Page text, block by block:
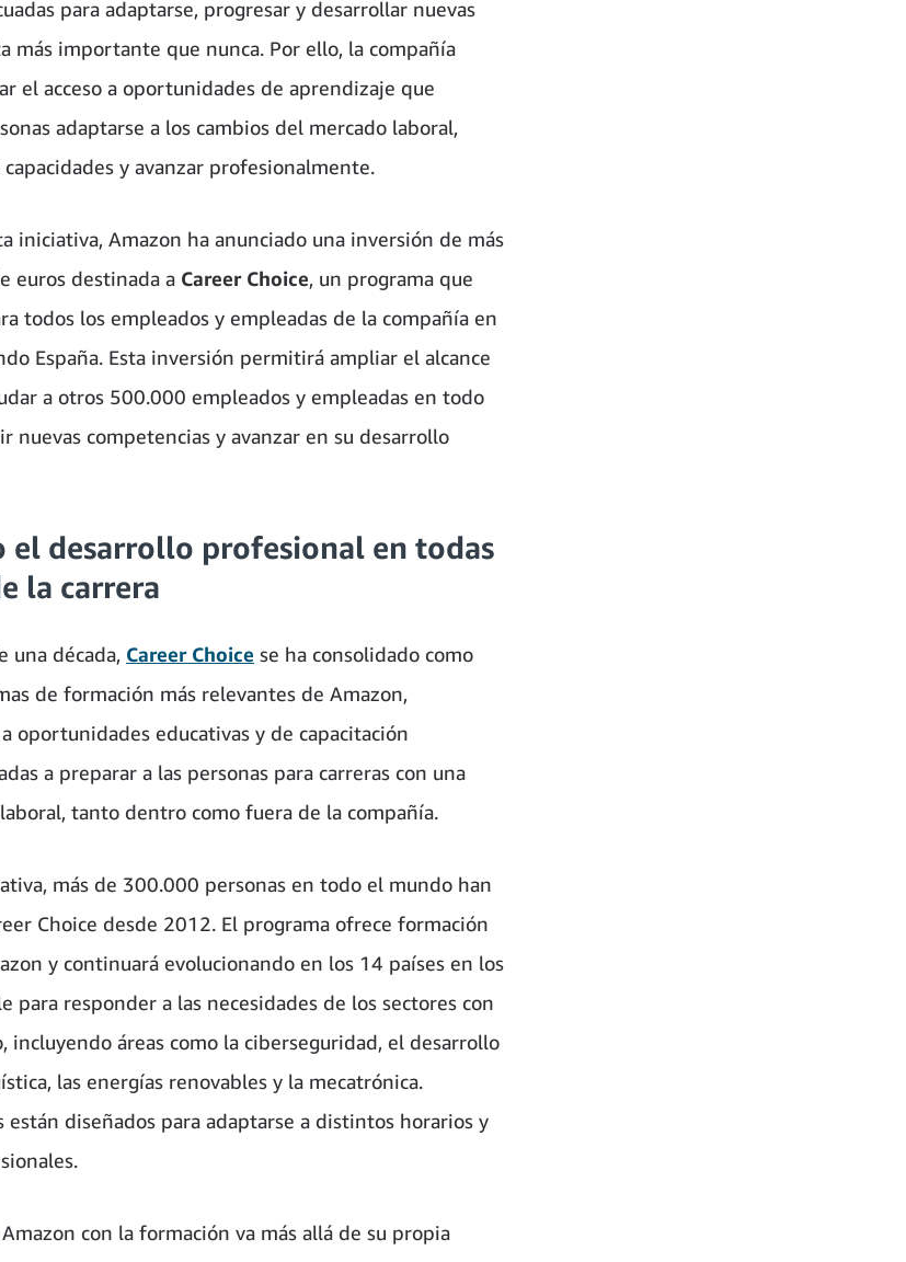
para adaptarse, progresar y desarrollar nuevas
más importante que nunca. Por ello, la compañía
el acceso a oportunidades de aprendizaje que
adaptarse a los cambios del mercado laboral,
y avanzar profesionalmente.
iniciativa, Amazon ha anunciado una inversión de más
euros destinada a Career Choice, un programa que
todos los empleados y empleadas de la compañía en
España. Esta inversión permitirá ampliar el alcance
a otros 500.000 empleados y empleadas en todo
nuevas competencias y avanzar en su desarrollo
el desarrollo profesional en todas
la carrera
una década, Career Choice se ha consolidado como
de formación más relevantes de Amazon,
oportunidades educativas y de capacitación
a preparar a las personas para carreras con una
tanto dentro como fuera de la compañía.
más de 300.000 personas en todo el mundo han
Choice desde 2012. El programa ofrece formación
y continuará evolucionando en los 14 países en los
para responder a las necesidades de los sectores con
incluyendo áreas como la ciberseguridad, el desarrollo
las energías renovables y la mecatrónica.
están diseñados para adaptarse a distintos horarios y
con la formación va más allá de su propia